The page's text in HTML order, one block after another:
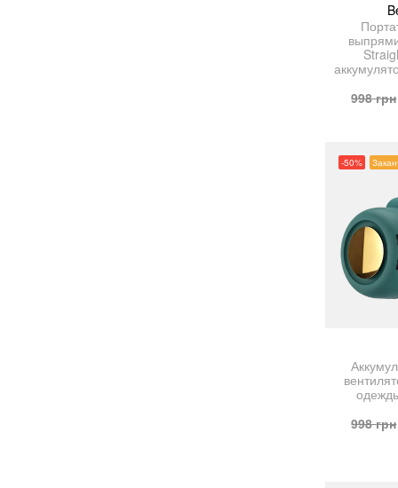
998грн
-50%
998грн